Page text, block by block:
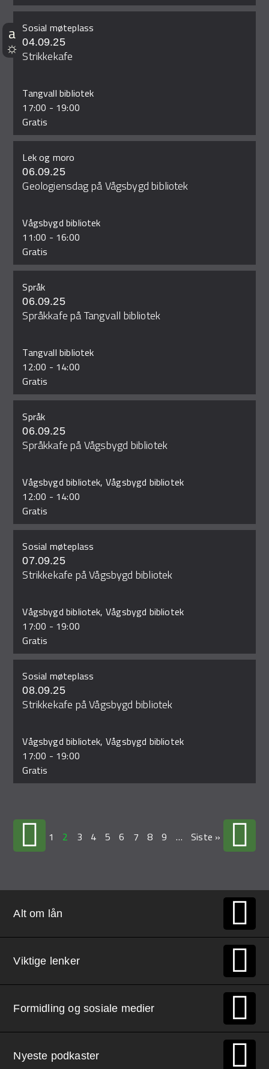
Sosial møteplass
04.09.25
Strikkekafe
Tangvall bibliotek
17:00 - 19:00
Gratis
Lek og moro
06.09.25
Geologiensdag på Vågsbygd bibliotek
Vågsbygd bibliotek
11:00 - 16:00
Gratis
Språk
06.09.25
Språkkafe på Tangvall bibliotek
Tangvall bibliotek
12:00 - 14:00
Gratis
Språk
06.09.25
Språkkafe på Vågsbygd bibliotek
Vågsbygd bibliotek, Vågsbygd bibliotek
12:00 - 14:00
Gratis
Sosial møteplass
07.09.25
Strikkekafe på Vågsbygd bibliotek
Vågsbygd bibliotek, Vågsbygd bibliotek
17:00 - 19:00
Gratis
Sosial møteplass
08.09.25
Strikkekafe på Vågsbygd bibliotek
Vågsbygd bibliotek, Vågsbygd bibliotek
17:00 - 19:00
Gratis
1 2 3 4 5 6 7 8 9 … Siste »
Alt om lån
Viktige lenker
Formidling og sosiale medier
Nyeste podkaster